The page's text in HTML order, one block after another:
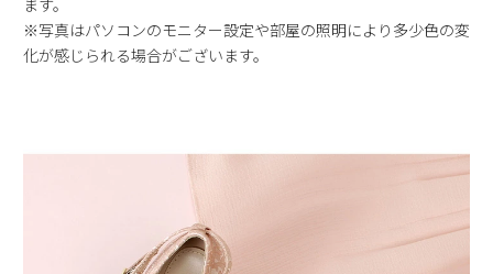
ます。
※写真はパソコンのモニター設定や部屋の照明により多少色の変
化が感じられる場合がございます。